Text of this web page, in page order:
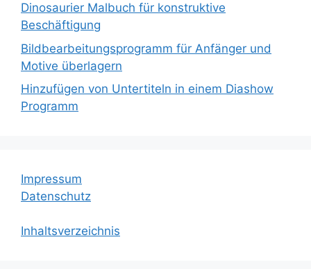
Dinosaurier Malbuch für konstruktive
Beschäftigung
Bildbearbeitungsprogramm für Anfänger und
Motive überlagern
Hinzufügen von Untertiteln in einem Diashow
Programm
Impressum
Datenschutz
Inhaltsverzeichnis